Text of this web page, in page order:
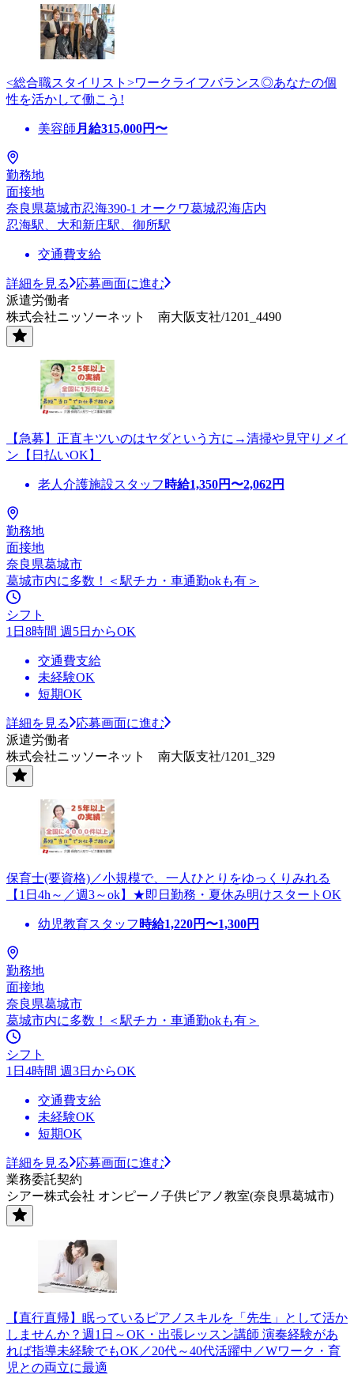
<総合職スタイリスト>ワークライフバランス◎あなたの個
性を活かして働こう!
美容師 月給315,000円〜
勤務地
面接地
奈良県葛城市忍海390-1 オークワ葛城忍海店内
忍海駅、大和新庄駅、御所駅
交通費支給
詳細を見る
応募画面に進む
派遣労働者
株式会社ニッソーネット 南大阪支社/1201_4490
【急募】正直キツいのはヤダという方に→清掃や見守りメイ
ン【日払いOK】
老人介護施設スタッフ 時給1,350円〜2,062円
勤務地
面接地
奈良県葛城市
葛城市内に多数！＜駅チカ・車通勤okも有＞
シフト
1日8時間 週5日からOK
交通費支給
未経験OK
短期OK
詳細を見る
応募画面に進む
派遣労働者
株式会社ニッソーネット 南大阪支社/1201_329
保育士(要資格)／小規模で、一人ひとりをゆっくりみれる
【1日4h～／週3～ok】★即日勤務・夏休み明けスタートOK
幼児教育スタッフ 時給1,220円〜1,300円
勤務地
面接地
奈良県葛城市
葛城市内に多数！＜駅チカ・車通勤okも有＞
シフト
1日4時間 週3日からOK
交通費支給
未経験OK
短期OK
詳細を見る
応募画面に進む
業務委託契約
シアー株式会社 オンピーノ子供ピアノ教室(奈良県葛城市)
【直行直帰】眠っているピアノスキルを「先生」として活か
しませんか？週1日～OK・出張レッスン講師 演奏経験があ
れば指導未経験でもOK／20代～40代活躍中／Wワーク・育
児との両立に最適